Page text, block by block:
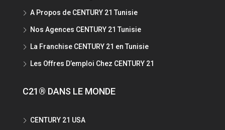
A Propos de CENTURY 21 Tunisie
Nos Agences CENTURY 21 Tunisie
La Franchise CENTURY 21 en Tunisie
Les Offres D’emploi Chez CENTURY 21
C21® DANS LE MONDE
CENTURY 21 USA